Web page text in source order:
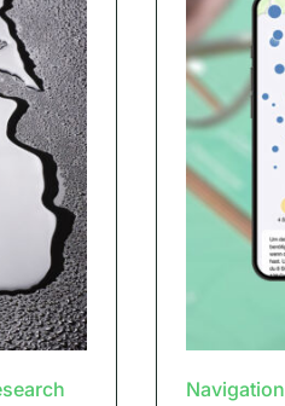
Navigation